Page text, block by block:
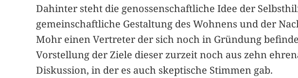
Dahinter steht die genossenschaftliche Idee der
gemeinschaftliche Gestaltung des Wohnens und der
Mohr einen Vertreter der sich noch in Gründung
Vorstellung der Ziele dieser zurzeit noch aus zehn
Diskussion, in der es auch skeptische Stimmen gab.